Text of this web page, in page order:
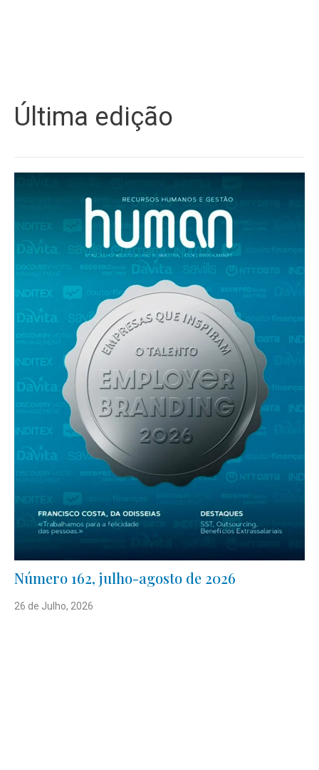
Última edição
Número 162, julho-agosto de 2026
26 de Julho, 2026